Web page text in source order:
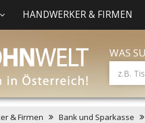
HANDWERKER & FIRMEN
WAS
& Firmen Bank und Sparkasse